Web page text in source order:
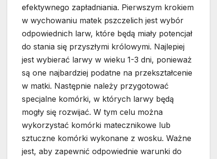
efektywnego zapładniania. Pierwszym krokiem
w wychowaniu matek pszczelich jest wybór
odpowiednich larw, które będą miały potencjał
do stania się przyszłymi królowymi. Najlepiej
jest wybierać larwy w wieku 1-3 dni, ponieważ
są one najbardziej podatne na przekształcenie
w matki. Następnie należy przygotować
specjalne komórki, w których larwy będą
mogły się rozwijać. W tym celu można
wykorzystać komórki matecznikowe lub
sztuczne komórki wykonane z wosku. Ważne
jest, aby zapewnić odpowiednie warunki do